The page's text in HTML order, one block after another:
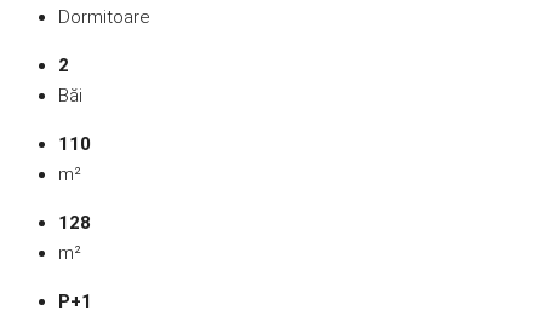
Dormitoare
2
Băi
110
m²
128
m²
P+1